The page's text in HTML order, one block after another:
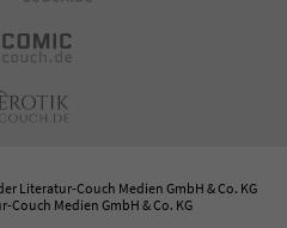
Literatur-Couch Medien GmbH & Co. KG
Medien GmbH & Co. KG